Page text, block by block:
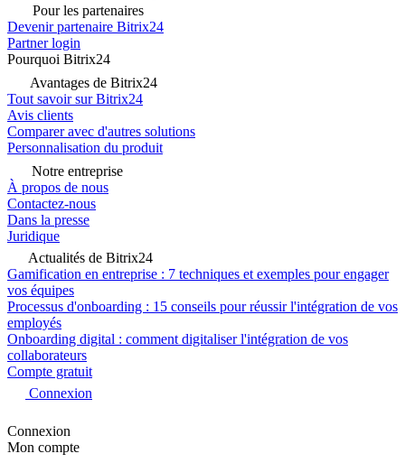
Pour les partenaires
Devenir partenaire Bitrix24
Partner login
Pourquoi Bitrix24
Avantages de Bitrix24
Tout savoir sur Bitrix24
Avis clients
Comparer avec d'autres solutions
Personnalisation du produit
Notre entreprise
À propos de nous
Contactez-nous
Dans la presse
Juridique
Actualités de Bitrix24
Gamification en entreprise : 7 techniques et exemples pour engager
vos équipes
Processus d'onboarding : 15 conseils pour réussir l'intégration de vos
employés
Onboarding digital : comment digitaliser l'intégration de vos
collaborateurs
Compte gratuit
Connexion
Connexion
Mon compte